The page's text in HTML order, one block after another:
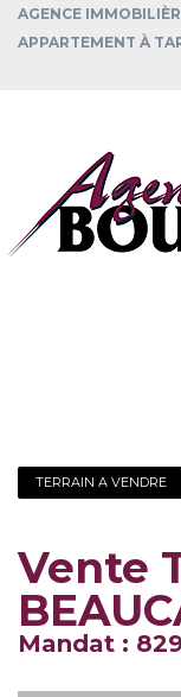
AGENCE
APPARTEMENT À
TERRAIN A VENDRE
Vente
Mandat :